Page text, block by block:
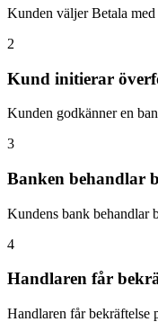
Kunden väljer Betala
2
Kund initierar
Kunden godkänner en
3
Banken behandlar
Kundens bank behandlar
4
Handlaren får
Handlaren får bekräftelse